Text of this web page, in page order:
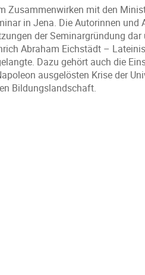
Zusammenwirken mit den
in Jena. Die Autorinnen und
der Seminargründung
Abraham Eichstädt –
Dazu gehört auch die
ausgelösten Krise der
Bildungslandschaft.